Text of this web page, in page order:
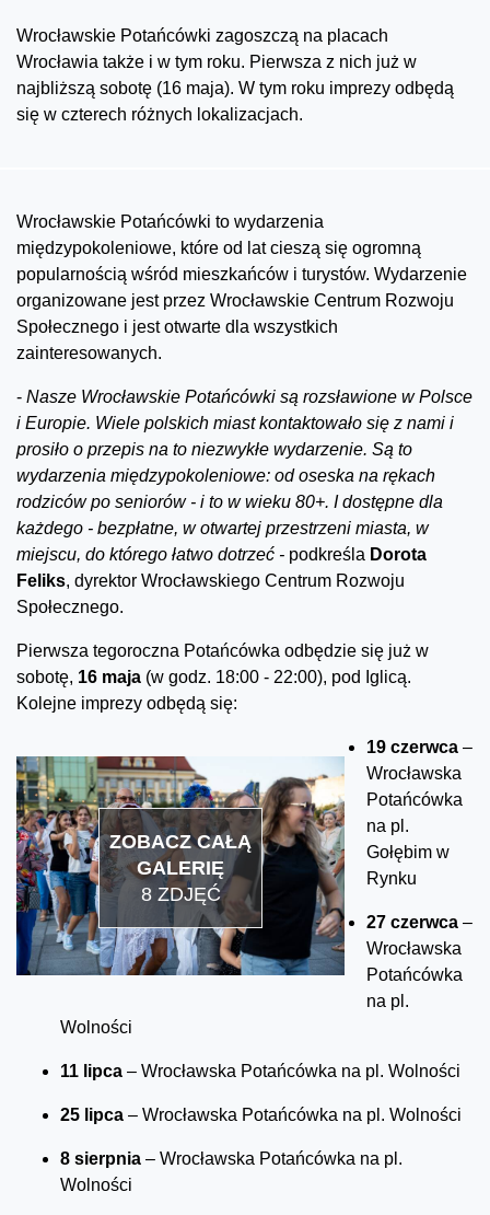
Wrocławskie Potańcówki zagoszczą na placach
Wrocławia także i w tym roku. Pierwsza z nich już w
najbliższą sobotę (16 maja). W tym roku imprezy odbędą
się w czterech różnych lokalizacjach.
Wrocławskie Potańcówki to wydarzenia
międzypokoleniowe, które od lat cieszą się ogromną
popularnością wśród mieszkańców i turystów. Wydarzenie
organizowane jest przez Wrocławskie Centrum Rozwoju
Społecznego i jest otwarte dla wszystkich
zainteresowanych.
- Nasze Wrocławskie Potańcówki są rozsławione w Polsce
i Europie. Wiele polskich miast kontaktowało się z nami i
prosiło o przepis na to niezwykłe wydarzenie. Są to
wydarzenia międzypokoleniowe: od oseska na rękach
rodziców po seniorów - i to w wieku 80+. I dostępne dla
każdego - bezpłatne, w otwartej przestrzeni miasta, w
miejscu, do którego łatwo dotrzeć - podkreśla Dorota
Feliks, dyrektor Wrocławskiego Centrum Rozwoju
Społecznego.
Pierwsza tegoroczna Potańcówka odbędzie się już w
sobotę, 16 maja (w godz. 18:00 - 22:00), pod Iglicą.
Kolejne imprezy odbędą się:
ZOBACZ CAŁĄ
GALERIĘ
8 ZDJĘĆ
19 czerwca –
Wrocławska
Potańcówka
na pl.
Gołębim w
Rynku
27 czerwca –
Wrocławska
Potańcówka
na pl.
Wolności
11 lipca – Wrocławska Potańcówka na pl. Wolności
25 lipca – Wrocławska Potańcówka na pl. Wolności
8 sierpnia – Wrocławska Potańcówka na pl.
Wolności